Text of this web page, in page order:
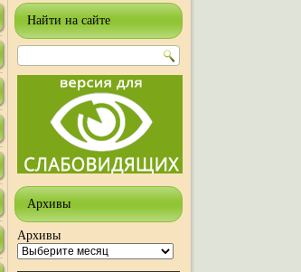
Найти на сайте
Архивы
Архивы